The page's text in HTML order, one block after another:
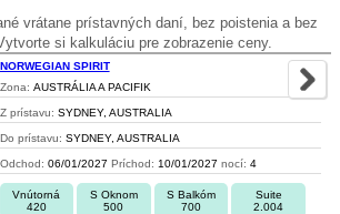
vrátane prístavných daní, bez poistenia a bez
si kalkuláciu pre zobrazenie ceny.
NORWEGIAN SPIRIT
Zona: AUSTRÁLIA A PACIFIK
Z prístavu: SYDNEY, AUSTRALIA
Do prístavu: SYDNEY, AUSTRALIA
Odchod: 06/01/2027 Príchod: 10/01/2027 nocí: 4
Vnútorná
420
S Oknom
500
S Balkóm
700
Suite
2.004